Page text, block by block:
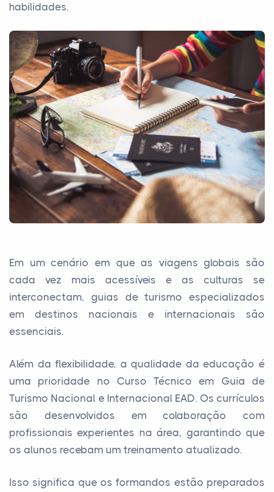
habilidades.
Em um cenário em que as viagens globais são
cada vez mais acessíveis e as culturas se
interconectam, guias de turismo especializados
em destinos nacionais e internacionais são
essenciais.
Além da flexibilidade, a qualidade da educação é
uma prioridade no Curso Técnico em Guia de
Turismo Nacional e Internacional EAD. Os currículos
são desenvolvidos em colaboração com
profissionais experientes na área, garantindo que
os alunos recebam um treinamento atualizado.
Isso significa que os formandos estão preparados